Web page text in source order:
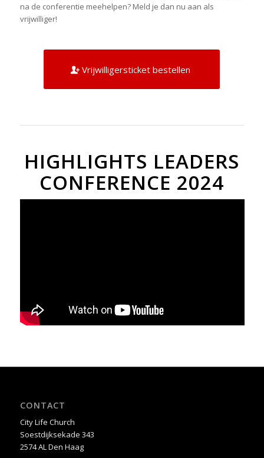
na de conferentie meehelpen? Meld je dan nu aan als
vrijwilliger!
Vrijwilligersticket bestellen
HIGHLIGHTS LEADERS
CONFERENCE 2024
CONTACT
City Life Church
Soestdijksekade 343
2574 AL Den Haag